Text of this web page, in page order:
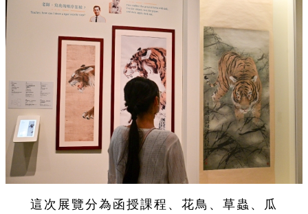
這次展覽分為函授課程、花鳥、草蟲、瓜